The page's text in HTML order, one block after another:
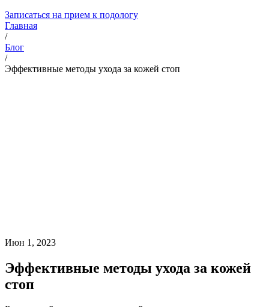
Записаться на прием к подологу
Главная
/
Блог
/
Эффективные методы ухода за кожей стоп
Июн 1, 2023
Эффективные методы ухода за кожей
стоп